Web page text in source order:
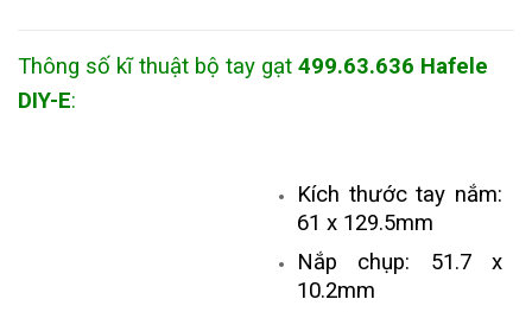
Thông số kĩ thuật bộ tay gạt 499.63.636 Hafele
DIY-E:
Kích thước tay nắm:
61 x 129.5mm
Nắp chụp: 51.7 x
10.2mm